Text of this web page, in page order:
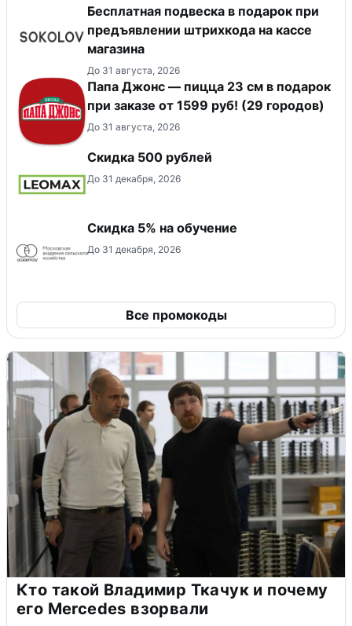
Бесплатная подвеска в подарок при
предъявлении штрихкода на кассе
магазина
До 31 августа, 2026
Папа Джонс — пицца 23 см в подарок
при заказе от 1599 руб! (29 городов)
До 31 августа, 2026
Скидка 500 рублей
До 31 декабря, 2026
Скидка 5% на обучение
До 31 декабря, 2026
Все промокоды
Кто такой Владимир Ткачук и почему
его Mercedes взорвали